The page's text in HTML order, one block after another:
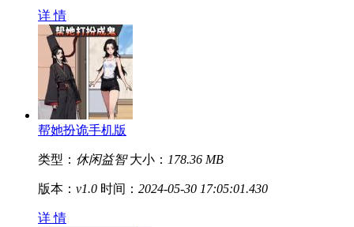
详 情
帮她扮诡手机版
类型： 休闲益智 大小： 178.36 MB
版本： v1.0 时间： 2024-05-30 17:05:01.430
详 情